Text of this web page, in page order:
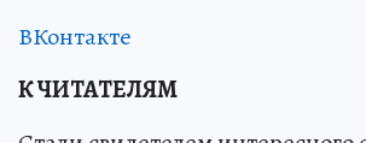
ВКонтакте
К ЧИТАТЕЛЯМ